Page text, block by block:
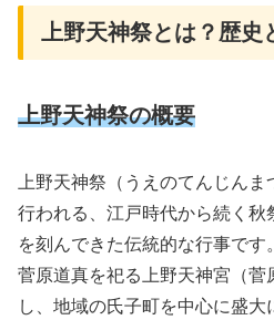
上野天神祭とは？歴史
上野天神祭の概要
上野天神祭（うえのてんじん
行われる、江戸時代から続く秋
を刻んできた伝統的な行事です。
菅原道真を祀る上野天神宮（菅
し、地域の氏子町を中心に盛大